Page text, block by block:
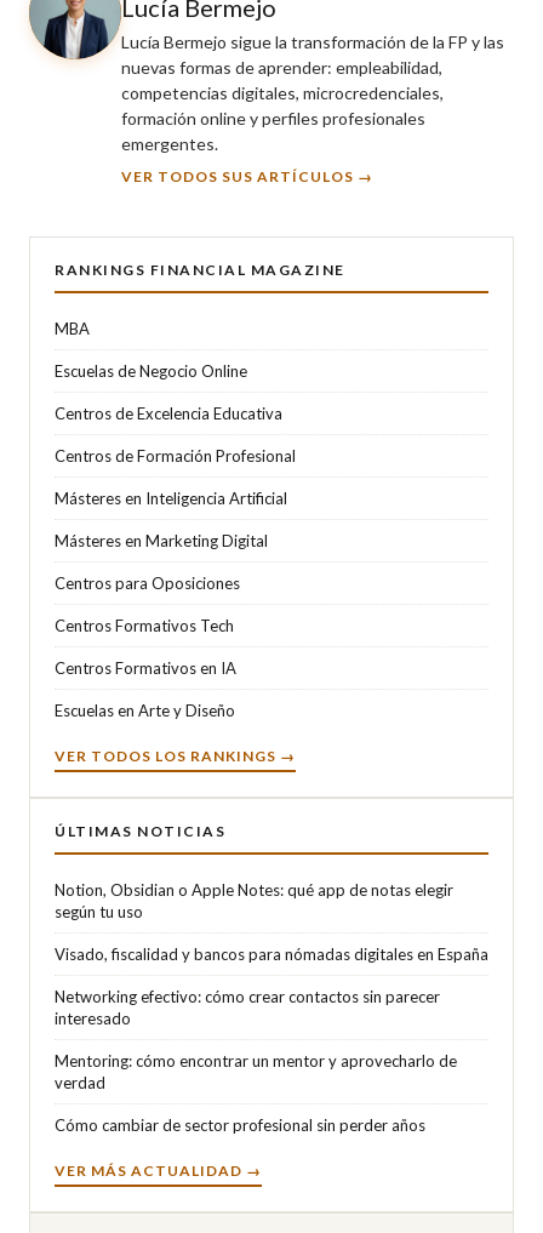
Lucía Bermejo
Lucía Bermejo sigue la transformación de la FP y las
nuevas formas de aprender: empleabilidad,
competencias digitales, microcredenciales,
formación online y perfiles profesionales
emergentes.
VER TODOS SUS ARTÍCULOS →
RANKINGS FINANCIAL MAGAZINE
MBA
Escuelas de Negocio Online
Centros de Excelencia Educativa
Centros de Formación Profesional
Másteres en Inteligencia Artificial
Másteres en Marketing Digital
Centros para Oposiciones
Centros Formativos Tech
Centros Formativos en IA
Escuelas en Arte y Diseño
VER TODOS LOS RANKINGS →
ÚLTIMAS NOTICIAS
Notion, Obsidian o Apple Notes: qué app de notas elegir
según tu uso
Visado, fiscalidad y bancos para nómadas digitales en España
Networking efectivo: cómo crear contactos sin parecer
interesado
Mentoring: cómo encontrar un mentor y aprovecharlo de
verdad
Cómo cambiar de sector profesional sin perder años
VER MÁS ACTUALIDAD →